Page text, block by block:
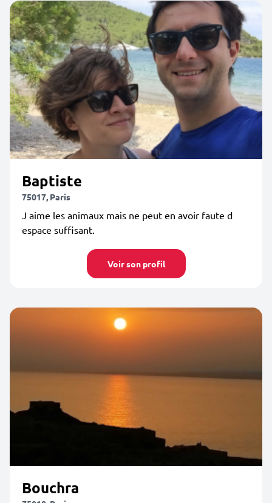
Baptiste
75017, Paris
J aime les animaux mais ne peut en avoir faute d
espace suffisant.
Voir son profil
Bouchra